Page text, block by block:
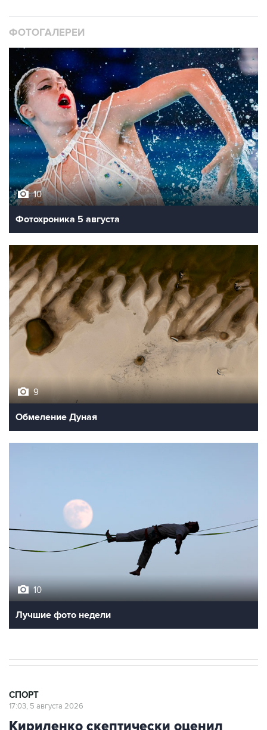
ФОТОГАЛЕРЕИ
10
Фотохроника 5 августа
9
Обмеление Дуная
10
Лучшие фото недели
СПОРТ
17:03, 5 августа 2026
Кириленко скептически оценил